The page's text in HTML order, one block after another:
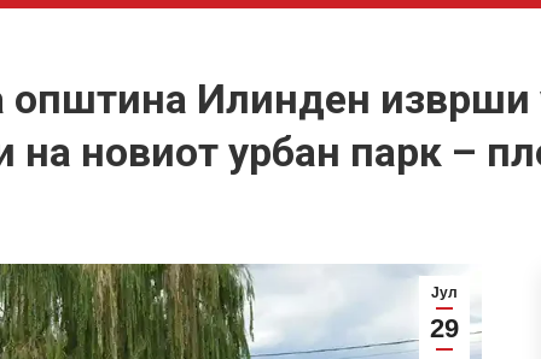
општина Илинден
на новиот урбан парк –
Јул
29